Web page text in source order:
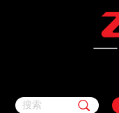
搜索